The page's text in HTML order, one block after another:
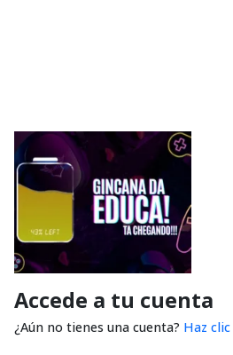
Accede a tu cuenta
¿Aún no tienes una cuenta? Haz